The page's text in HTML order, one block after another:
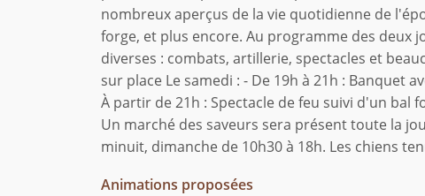
nombreux aperçus de la vie quotidienne de
forge, et plus encore. Au programme des deux
diverses : combats, artillerie, spectacles et
sur place Le samedi : - De 19h à 21h : Banquet
À partir de 21h : Spectacle de feu suivi d'un bal
Un marché des saveurs sera présent toute la
minuit, dimanche de 10h30 à 18h. Les chiens
Animations proposées